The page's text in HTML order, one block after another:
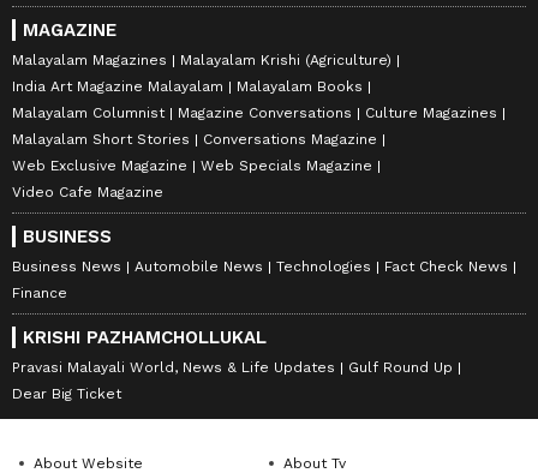
MAGAZINE
Malayalam Magazines
Malayalam Krishi (Agriculture)
India Art Magazine Malayalam
Malayalam Books
Malayalam Columnist
Magazine Conversations
Culture Magazines
Malayalam Short Stories
Conversations Magazine
Web Exclusive Magazine
Web Specials Magazine
Video Cafe Magazine
BUSINESS
Business News Automobile News Technologies
Fact Check News
Finance
KRISHI PAZHAMCHOLLUKAL
Pravasi Malayali World, News & Life Updates
Gulf Round Up
Dear Big Ticket
About Website
About Tv